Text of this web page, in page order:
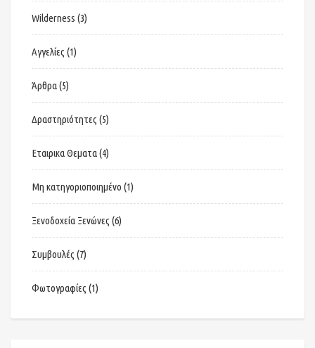
Wilderness (3)
Αγγελίες (1)
Άρθρα(5)
Δραστηριότητες (5)
Εταιρικα Θεματα(4)
Μη κατηγοριοποιημένο (1)
Ξενοδοχεία Ξενώνες (6)
Συμβουλές (7)
Φωτογραφίες (1)